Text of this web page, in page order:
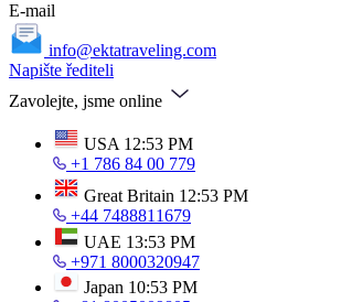
E-mail
info@ektatraveling.com
Napište řediteli
Zavolejte, jsme online
USA 12:53 PM
+1 786 84 00 779
Great Britain 12:53 PM
+44 7488811679
UAE 13:53 PM
+971 8000320947
Japan 10:53 PM